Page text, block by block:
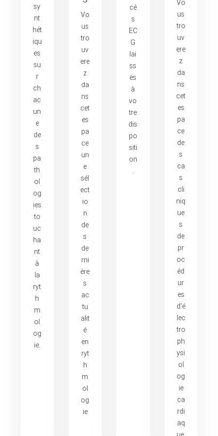
sy
nt
hét
iqu
es
su
r
ch
ac
un
e
de
s
pa
th
ol
og
ies
to
uc
ha
nt
à
la
ryt
h
m
ol
og
ie.
Vo
us
tro
uv
ere
z
da
ns
cet
es
pa
ce
un
e
sél
ect
io
n
de
s
de
rni
ère
s
ac
tu
alit
é
en
ryt
h
m
ol
og
ie
cé
s
EC
G
lai
ss
és
à
vo
tre
dis
po
siti
on
.
Vo
us
tro
uv
ere
z
da
ns
cet
es
pa
ce
de
s
ca
s
cli
niq
ue
s
de
pr
oc
éd
ur
es
d’é
lec
tro
ph
ysi
ol
og
ie
ca
rdi
aq